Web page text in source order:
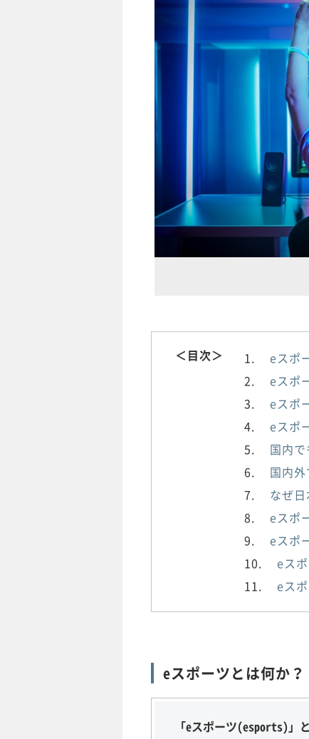
＜目次＞
eスポ
eスポ
eスポ
eスポ
国内
国内
なぜ
eスポ
eスポ
eス
eス
eスポーツとは何か？
「eスポーツ(esports)」